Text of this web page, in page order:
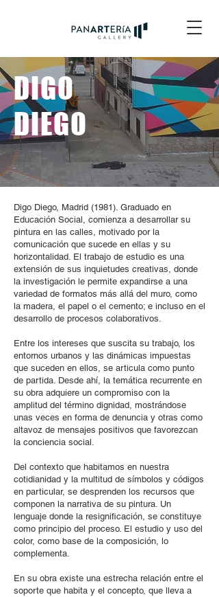
DIGO
DIEGO
Digo Diego, Madrid (1981). Graduado en
Educación Social, comienza a desarrollar su
pintura en las calles, motivado por la
comunicación que sucede en ellas y su
horizontalidad. El trabajo de estudio es una
extensión de sus inquietudes creativas, donde
la investigación le permite expandirse a una
variedad de formatos más allá del muro, como
la madera, el papel o el cemento; e incluso en el
desarrollo de procesos colaborativos.
Entre los intereses que suscita su trabajo, los
entornos urbanos y las dinámicas impuestas
que suceden en ellos, se articula como punto
de partida. Desde ahí, la temática recurrente en
su obra adquiere un compromiso con la
amplitud del término dignidad, mostrándose
unas veces en forma de denuncia y otras como
altavoz de mensajes positivos que favorezcan
la conciencia social.
Del contexto que habitamos en nuestra
cotidianidad y la multitud de símbolos y códigos
en particular, se desprenden los recursos que
componen la narrativa de su pintura. Un
lenguaje donde la resignificación, se constituye
como principio del proceso. El estudio y uso del
color, como base de la composición, lo
complementa.
En su obra existe una estrecha relación entre el
soporte que habita y el concepto, que lleva a